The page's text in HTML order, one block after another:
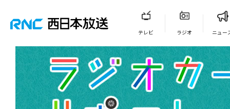
テレビ ラジオ ニュー